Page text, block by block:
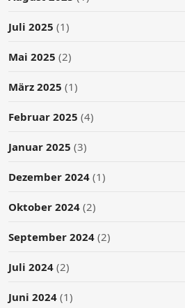
Juli 2025 (1)
Mai 2025 (2)
März 2025 (1)
Februar 2025 (4)
Januar 2025 (3)
Dezember 2024 (1)
Oktober 2024 (2)
September 2024 (2)
Juli 2024 (2)
Juni 2024 (1)